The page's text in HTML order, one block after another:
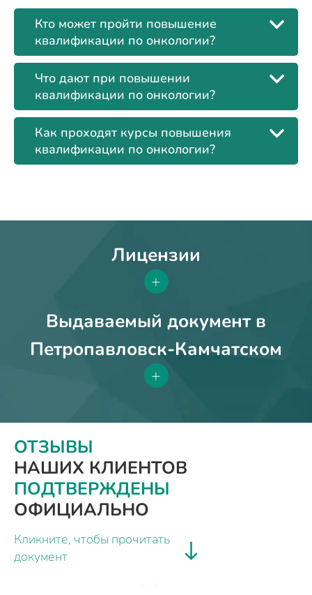
Кто может пройти повышение
квалификации по онкологии?
Что дают при повышении
квалификации по онкологии?
Как проходят курсы повышения
квалификации по онкологии?
Лицензии
+
Выдаваемый документ в
Петропавловск-Камчатском
+
ОТЗЫВЫ
НАШИХ КЛИЕНТОВ
ПОДТВЕРЖДЕНЫ
ОФИЦИАЛЬНО
Кликните, чтобы прочитать
документ